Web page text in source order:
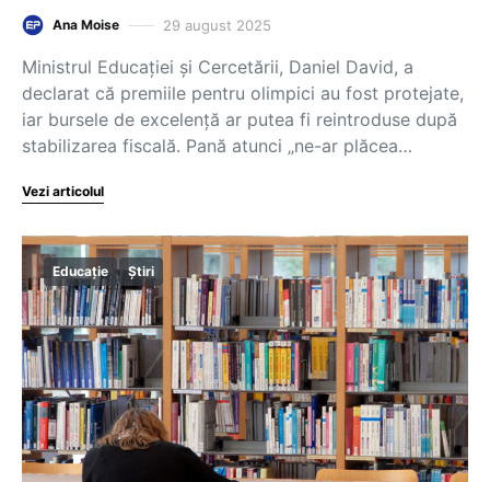
Ana Moise 29 august 2025
Ministrul Educației și Cercetării, Daniel David, a
declarat că premiile pentru olimpici au fost protejate,
iar bursele de excelență ar putea fi reintroduse după
stabilizarea fiscală. Pană atunci „ne-ar plăcea…
Vezi articolul
Educație Știri